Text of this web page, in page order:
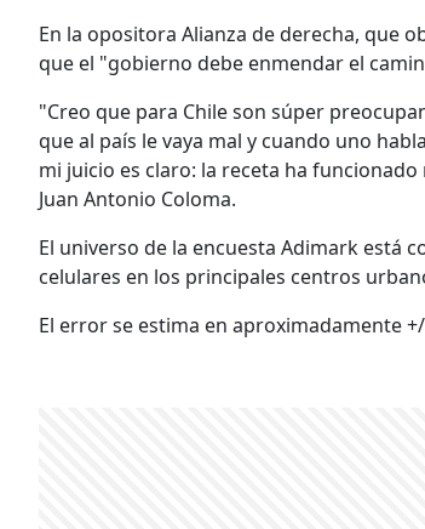
En la opositora Alianza de derecha, que
que el "gobierno debe enmendar el
"Creo que para Chile son súper
que al país le vaya mal y cuando uno
mi juicio es claro: la receta ha
Juan Antonio Coloma.
El universo de la encuesta Adimark está
celulares en los principales centros
El error se estima en aproximadamente